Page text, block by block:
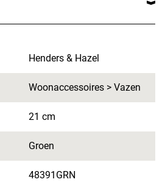
Henders & Hazel
Woonaccessoires > Vazen
21 cm
Groen
48391GRN